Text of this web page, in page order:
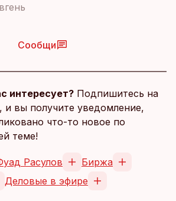
Сообщи
интересует? Подпишитесь на
и вы получите уведомление,
что-то новое по
теме!
Расулов
Биржа
Деловые в эфире